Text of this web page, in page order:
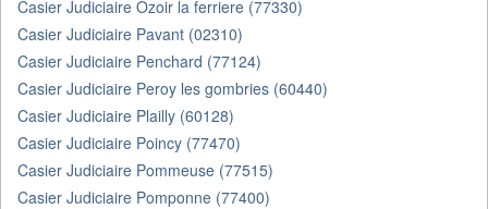
Casier Judiciaire Ozoir la ferriere (77330)
Casier Judiciaire Pavant (02310)
Casier Judiciaire Penchard (77124)
Casier Judiciaire Peroy les gombries (60440)
Casier Judiciaire Plailly (60128)
Casier Judiciaire Poincy (77470)
Casier Judiciaire Pommeuse (77515)
Casier Judiciaire Pomponne (77400)